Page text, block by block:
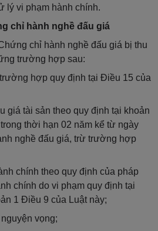
lý vi phạm hành chính.
chỉ hành nghề đấu giá
chỉ hành nghề đấu giá bị thu
trường hợp sau:
hợp quy định tại Điều 15 của
giá tài sản theo quy định tại khoản
thời hạn 02 năm kể từ ngày
nghề đấu giá, trừ trường hợp
chính theo quy định của pháp
chính do vi phạm quy định tại
1 Điều 9 của Luật này;
vọng;